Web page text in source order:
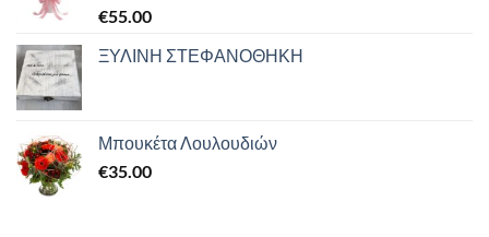
€55.00
ΞΥΛΙΝΗ ΣΤΕΦΑΝΟΘΗΚΗ
Μπουκέτα Λουλουδιών
€35.00